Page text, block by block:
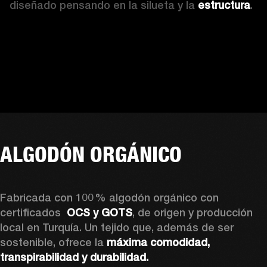
diseñado pensando en la silueta y la estructura.
ALGODÓN ORGÁNICO
Fabricada con 100 % algodón orgánico con
certificados OCS y GOTS, de origen y producción
local en Turquía. Un tejido que, además de ser
sostenible, ofrece la máxima comodidad,
transpirabilidad y durabilidad.